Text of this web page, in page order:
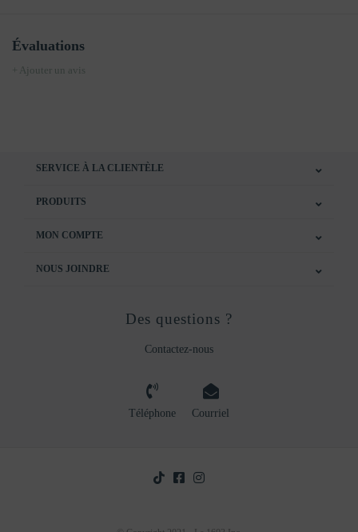
Évaluations
+ Ajouter un avis
SERVICE À LA CLIENTÈLE
PRODUITS
MON COMPTE
NOUS JOINDRE
Des questions ?
Contactez-nous
Téléphone Courriel